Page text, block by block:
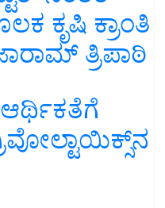
ಕೃಷಿ ಕ್ರಾಂತಿ
ತ್ರಿಪಾಠಿ